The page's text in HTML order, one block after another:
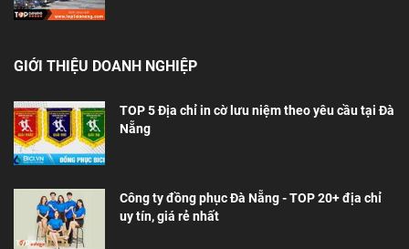
GIỚI THIỆU DOANH NGHIỆP
TOP 5 Địa chỉ in cờ lưu niệm theo yêu cầu tại Đà
Nẵng
Công ty đồng phục Đà Nẵng - TOP 20+ địa chỉ
uy tín, giá rẻ nhất